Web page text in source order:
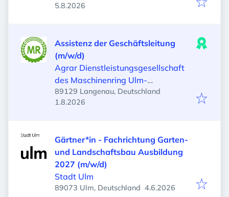
Veröffentlicht
5.8.2026
Assistenz der Geschäftsleitung
(m/w/d)
Agrar Dienstleistungsgesellschaft
des Maschinenring Ulm-
Heidenheim mbH
89129 Langenau, Deutschland
Veröffentlicht
1.8.2026
Gärtner*in - Fachrichtung Garten-
und Landschaftsbau Ausbildung
2027 (m/w/d)
Stadt Ulm
89073 Ulm, Deutschland Veröffentlicht
4.6.2026